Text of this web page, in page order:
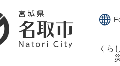
くら
災